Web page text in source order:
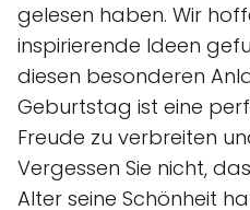
gelesen haben. Wir
inspirierende Ideen
diesen besonderen
Geburtstag ist eine
Freude zu verbreiten
Vergessen Sie nicht,
Alter seine Schönheit